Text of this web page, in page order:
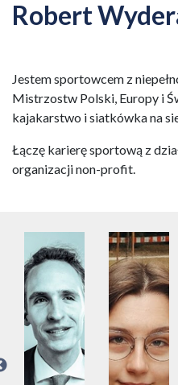
Robert
Jestem sportowcem z
Mistrzostw Polski, Europy i
kajakarstwo i siatkówka na
Łączę karierę sportową z
organizacji non-profit.